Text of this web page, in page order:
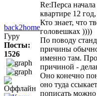
back2home
Гуру
Посты:
1526
Re:Перса
квартире 12
Кто знает, что
головешках ))))
По поводу
причины
именно там.
причиной -
Оно конечно
оно туда
пописать